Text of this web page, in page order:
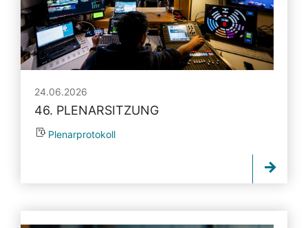
24.06.2026
46. PLENARSITZUNG
Plenarprotokoll